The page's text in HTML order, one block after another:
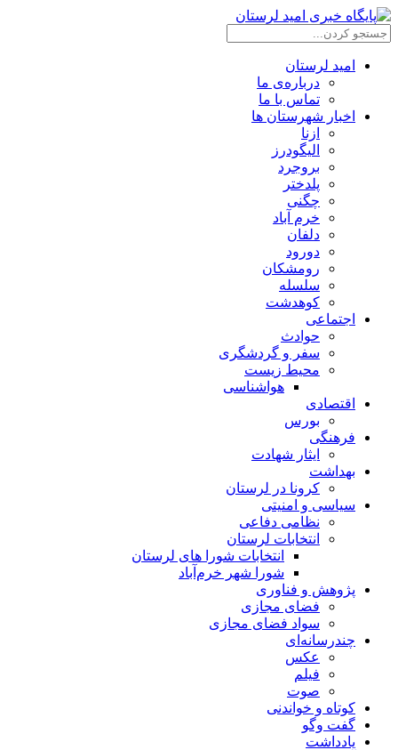
امید لرستان
درباره‌ی ما
تماس با ما
اخبار شهرستان ها
ازنا
الیگودرز
بروجرد
پلدختر
چگنی
خرم آباد
دلفان
دورود
رومشکان
سلسله
کوهدشت
اجتماعی
حوادث
سفر و گردشگری
محیط زیست
هواشناسی
اقتصادی
بورس
فرهنگی
ایثار شهادت
بهداشت
کرونا در لرستان
سیاسی و امنیتی
نظامی دفاعی
انتخابات لرستان
انتخابات شورا های لرستان
شورا شهر خرم‌آباد
پژوهش و فناوری
فضای مجازی
سواد فضای مجازی
چندرسانه‌ای
عكس
فیلم
صوت
کوتاه و خواندنی
گفت وگو
یادداشت